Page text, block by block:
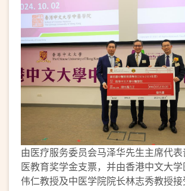
由医疗服务委员会马泽华先生主席代
医教育奖学金支票，并由香港中文大
伟仁教授及中医学院院长林志秀教授接